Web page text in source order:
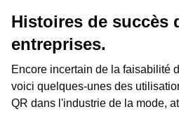
Histoires de succès
entreprises.
Encore incertain de la faisabilité
voici quelques-unes des
QR dans l'industrie de la mode,